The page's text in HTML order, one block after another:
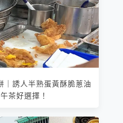
｜誘人半熟蛋黃酥脆蔥油
茶好選擇！